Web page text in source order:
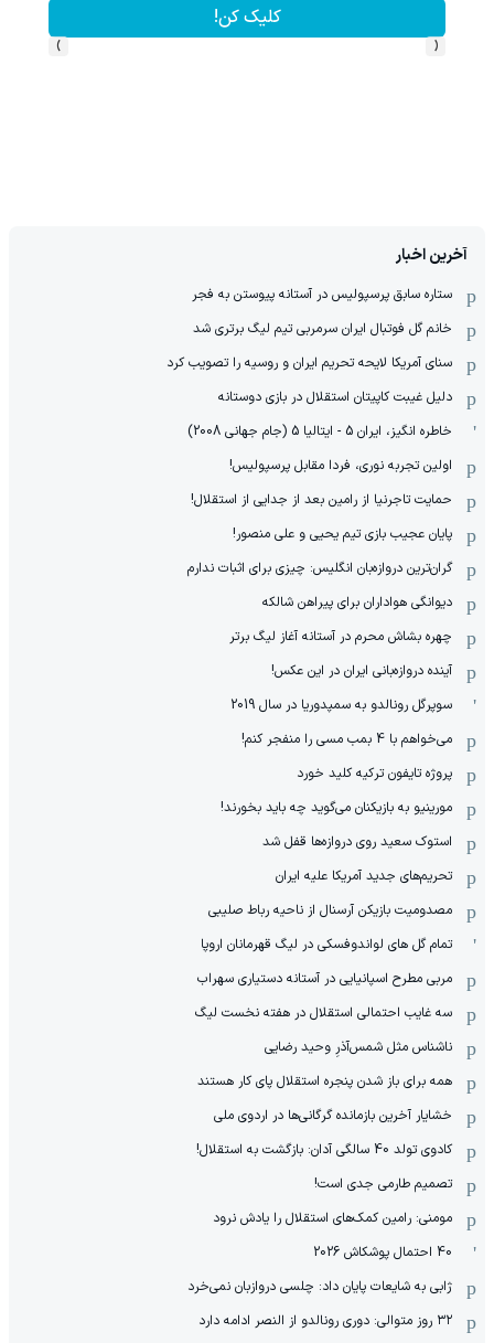
بچرخونش
‹
›
آخرین اخبار
ستاره سابق پرسپولیس در آستانه پیوستن به فجر
خانم گل فوتبال ایران سرمربی تیم لیگ برتری شد
سنای آمریکا لایحه تحریم ایران و روسیه را تصویب کرد
دلیل غیبت کاپیتان استقلال در بازی دوستانه
خاطره انگیز، ایران 5 - ایتالیا 5 (جام جهانی 2008)
اولین تجربه نوری، فردا مقابل پرسپولیس!
حمایت تاجرنیا از رامین بعد از جدایی از استقلال!
پایان عجیب بازی تیم یحیی و علی منصور!
گران‌ترین دروازه‌بان انگلیس: چیزی برای اثبات ندارم
دیوانگی هواداران برای پیراهن شالکه
چهره بشاش محرم در آستانه آغاز لیگ برتر
آینده دروازه‌بانی ایران در این عکس!
سوپرگل رونالدو به سمپدوریا در سال 2019
می‌خواهم با 4 بمب مسی را منفجر کنم!
پروژه تایفون ترکیه کلید خورد
مورینیو به بازیکنان می‌گوید چه باید بخورند!
استوک سعید روی دروازه‌ها قفل شد
تحریم‌های جدید آمریکا علیه ایران
مصدومیت بازیکن آرسنال از ناحیه رباط صلیبی
تمام گل های لواندوفسکی در لیگ قهرمانان اروپا
مربی مطرح اسپانیایی در آستانه دستیاری سهراب
سه غایب احتمالی استقلال در هفته نخست لیگ
ناشناس مثل شمس‌آذرِ وحید رضایی
همه برای باز شدن پنجره استقلال پای کار هستند
خشایار آخرین بازمانده گرگانی‌ها در اردوی ملی
کادوی تولد 40 سالگی آدان: بازگشت به استقلال!
تصمیم طارمی جدی است!
مومنی: رامین کمک‌های استقلال را یادش نرود
40 احتمال پوشکاش 2026
ژابی به شایعات پایان داد: چلسی دروازبان نمی‌خرد
۳۲ روز متوالی: دوری رونالدو از النصر ادامه دارد